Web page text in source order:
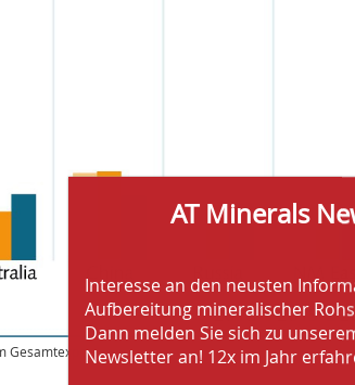
Gesamtexport
AT Minerals
Interesse an den neusten
Aufbereitung mineralischer
Dann melden Sie sich zu
Newsletter an! 12x im Jahr